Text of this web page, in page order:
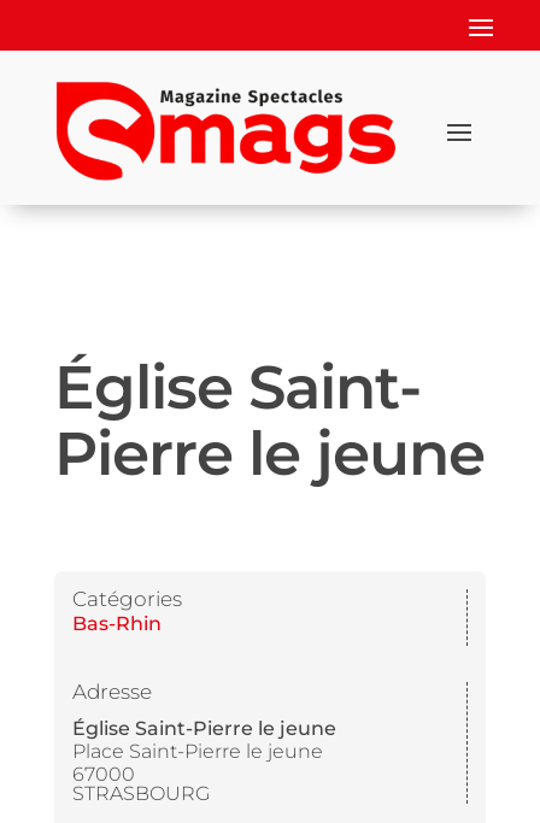
Église Saint-
Pierre le jeune
Catégories
Bas-Rhin
Adresse
Église Saint-Pierre le jeune
Place Saint-Pierre le jeune
67000
STRASBOURG